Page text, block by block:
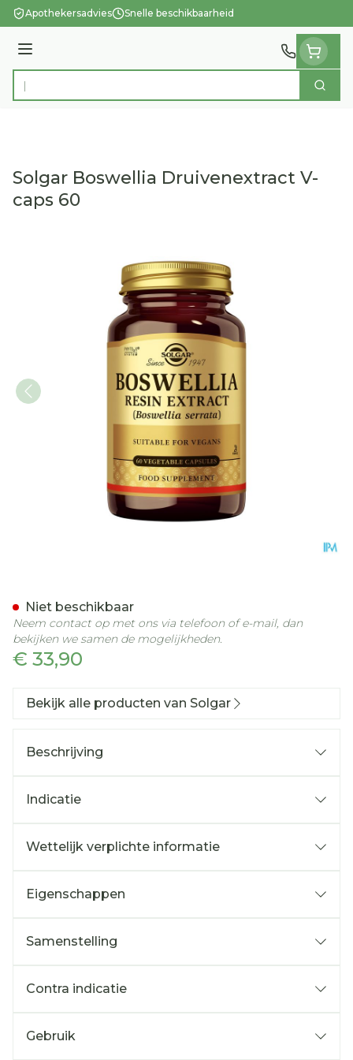
Ga naar de inhoud
Apothekersadvies Snelle beschikbaarheid
Menu
Product, merk, categorie... Zoek
Solgar Boswellia Druivenextract V-
caps 60
€ 33,90
Niet beschikbaar
Neem contact op met ons via telefoon of e-mail, dan
bekijken we samen de mogelijkheden.
Bekijk alle producten van Solgar
Beschrijving
Indicatie
Wettelijk verplichte informatie
Eigenschappen
Samenstelling
Contra indicatie
Gebruik